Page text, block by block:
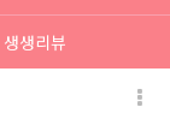
생생리뷰